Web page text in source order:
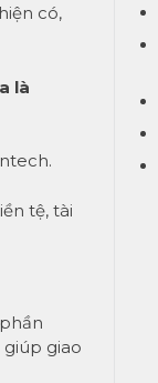
có,
là
tệ, tài
giao